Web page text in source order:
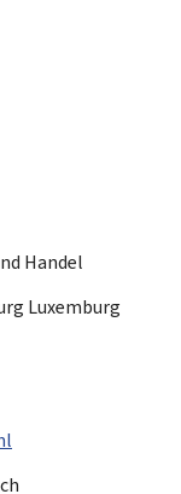
Handel
Luxemburg